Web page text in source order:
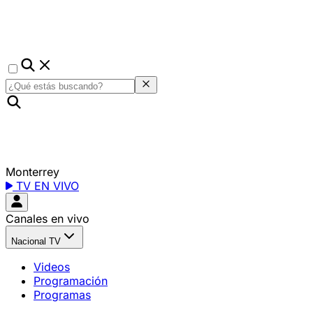
Monterrey
TV EN VIVO
Canales en vivo
Nacional TV
Videos
Programación
Programas